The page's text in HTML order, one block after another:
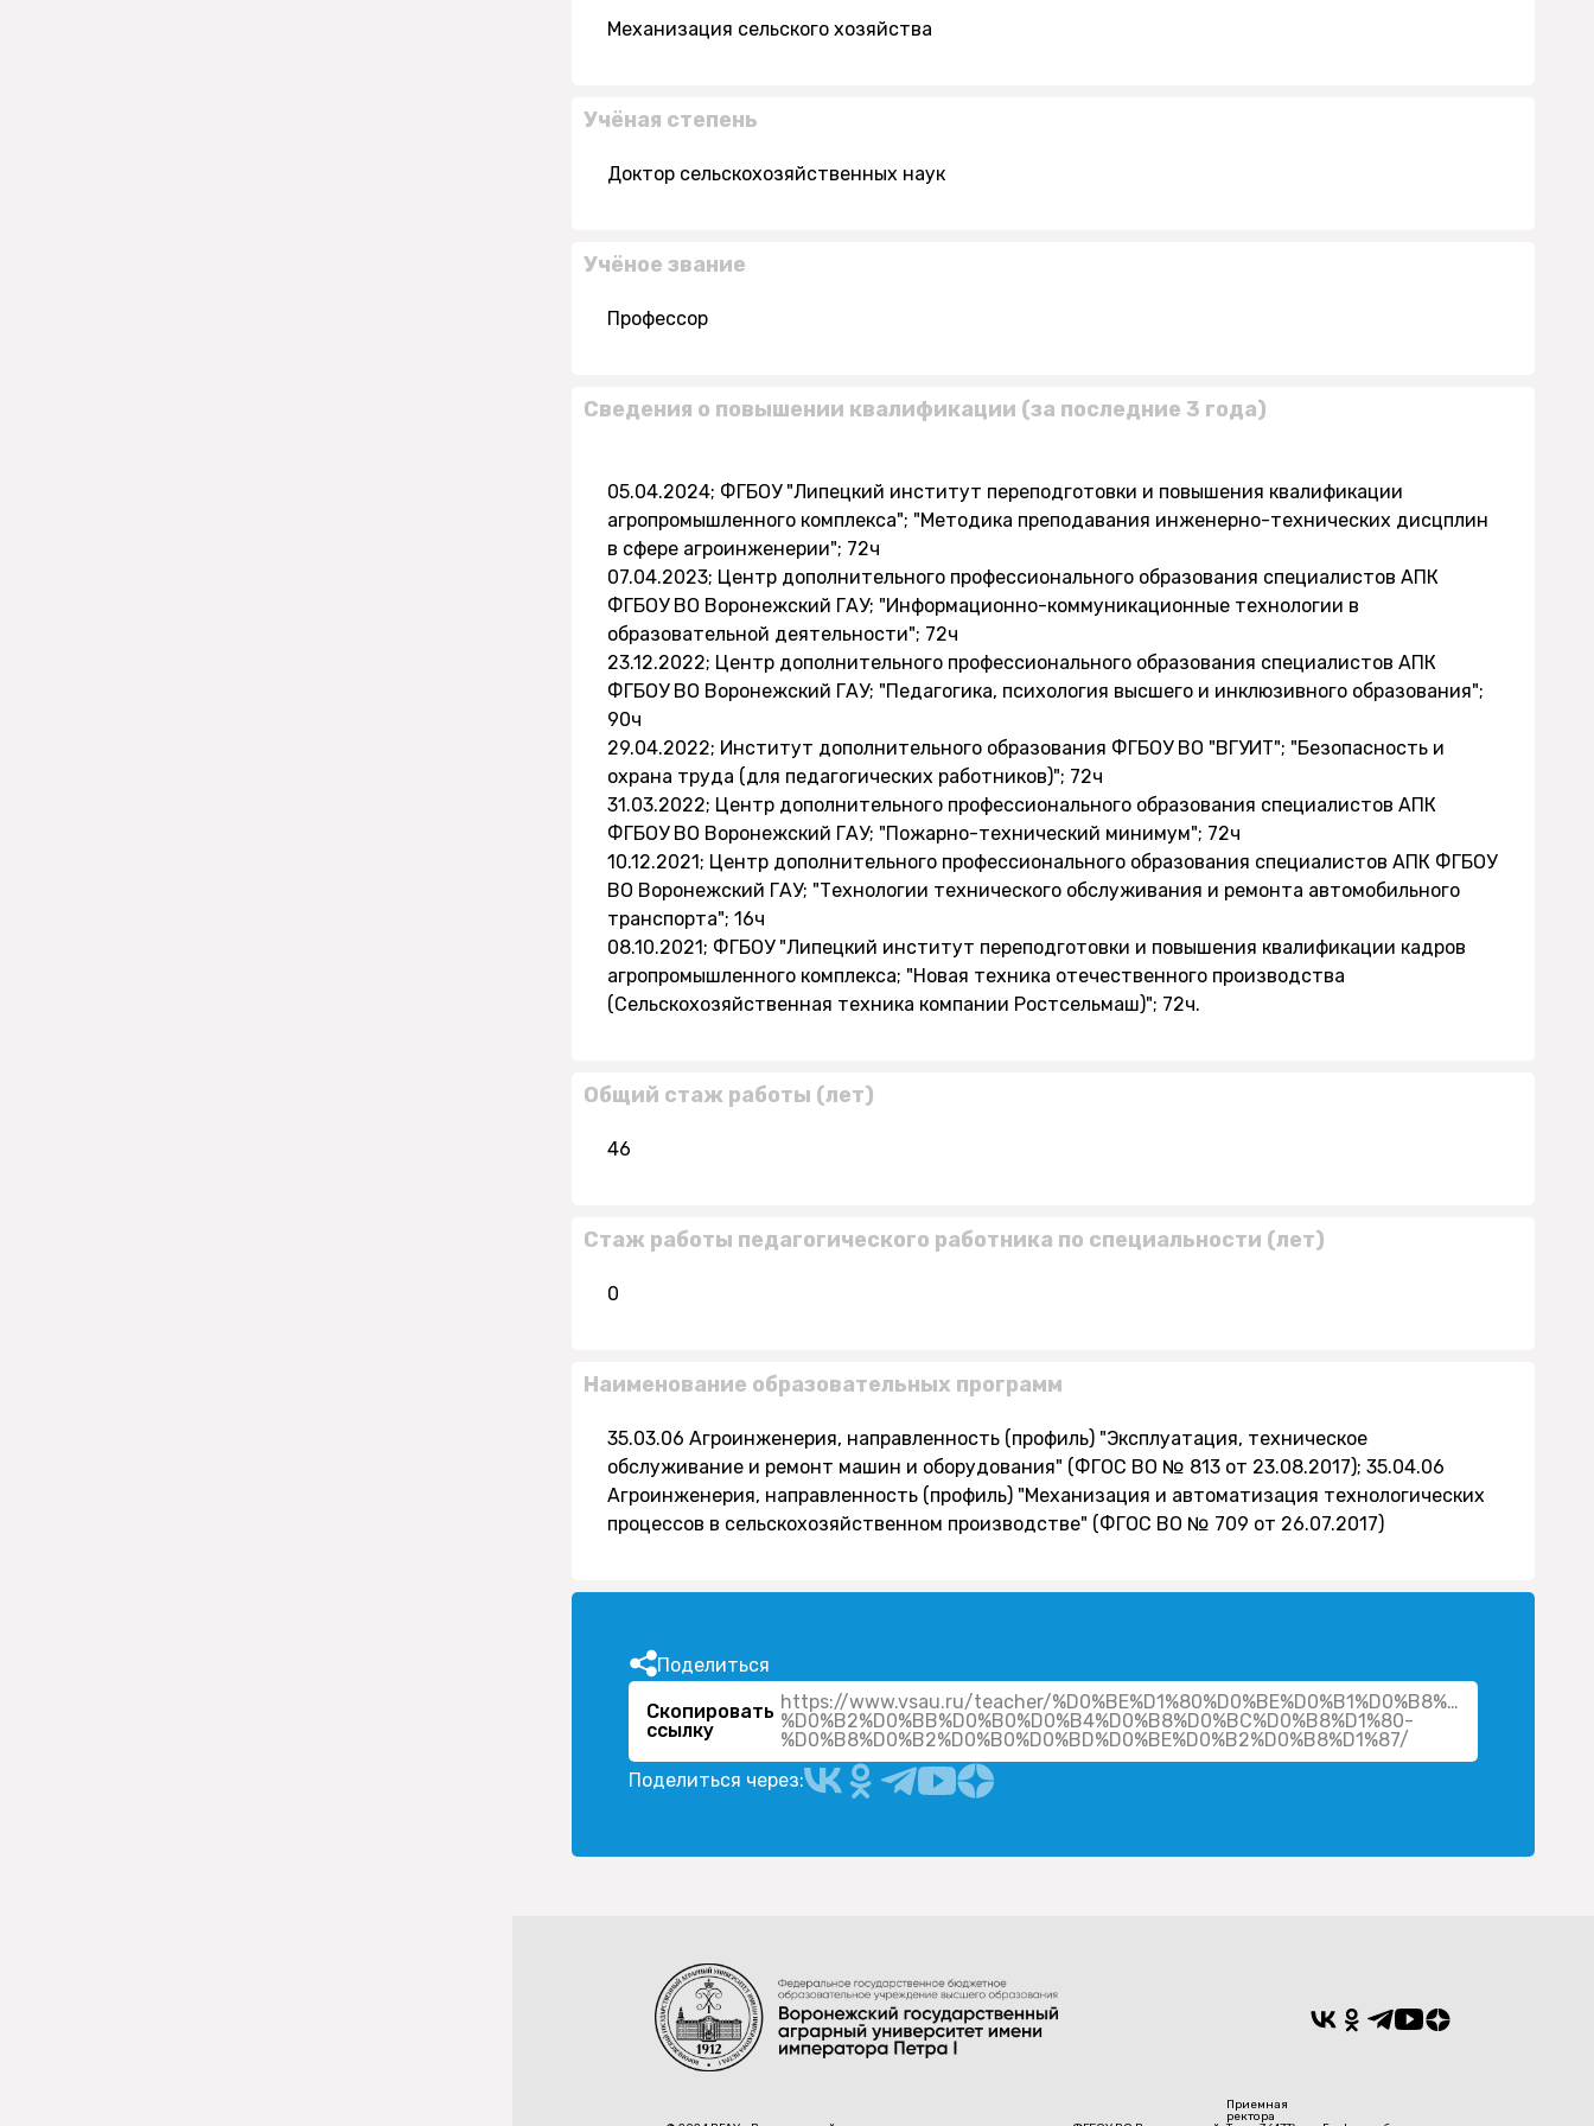
Механизация сельского хозяйства
Учёная степень
Доктор сельскохозяйственных наук
Учёное звание
Профессор
Сведения о повышении квалификации (за последние 3 года)
05.04.2024; ФГБОУ "Липецкий институт переподготовки и повышения квалификации
агропромышленного комплекса"; "Методика преподавания инженерно-технических дисцплин
в сфере агроинженерии"; 72ч
07.04.2023; Центр дополнительного профессионального образования специалистов АПК
ФГБОУ ВО Воронежский ГАУ; "Информационно-коммуникационные технологии в
образовательной деятельности"; 72ч
23.12.2022; Центр дополнительного профессионального образования специалистов АПК
ФГБОУ ВО Воронежский ГАУ; "Педагогика, психология высшего и инклюзивного образования";
90ч
29.04.2022; Институт дополнительного образования ФГБОУ ВО "ВГУИТ"; "Безопасность и
охрана труда (для педагогических работников)"; 72ч
31.03.2022; Центр дополнительного профессионального образования специалистов АПК
ФГБОУ ВО Воронежский ГАУ; "Пожарно-технический минимум"; 72ч
10.12.2021; Центр дополнительного профессионального образования специалистов АПК ФГБОУ
ВО Воронежский ГАУ; "Технологии технического обслуживания и ремонта автомобильного
транспорта"; 16ч
08.10.2021; ФГБОУ "Липецкий институт переподготовки и повышения квалификации кадров
агропромышленного комплекса; "Новая техника отечественного производства
(Сельскохозяйственная техника компании Ростсельмаш)"; 72ч.
Общий стаж работы (лет)
46
Стаж работы педагогического работника по специальности (лет)
0
Наименование образовательных программ
35.03.06 Агроинженерия, направленность (профиль) "Эксплуатация, техническое
обслуживание и ремонт машин и оборудования" (ФГОС ВО № 813 от 23.08.2017); 35.04.06
Агроинженерия, направленность (профиль) "Механизация и автоматизация технологических
процессов в сельскохозяйственном производстве" (ФГОС ВО № 709 от 26.07.2017)
Поделиться
Скопировать
ссылку
https://www.vsau.ru/teacher/
%D0%B2%D0%BB%D0%B0%D0%B4%D0%B8%D0%BC%D0%B8%D1%80-
%D0%B8%D0%B2%D0%B0%D0%BD%D0%BE%D0%B2%D0%B8%D1%87/
Поделиться через:
Приемная
ректора